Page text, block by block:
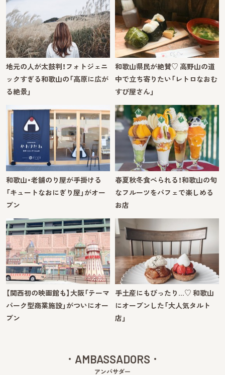
地元の人が太鼓判！フォトジェニ
ックすぎる和歌山の「高原に広が
る絶景」
和歌山県民が絶賛♡ 高野山の道
中で立ち寄りたい「レトロなおむ
すび屋さん」
和歌山・老舗のり屋が手掛ける
「キュートなおにぎり屋」がオー
プン
春夏秋冬食べられる！和歌山の旬
なフルーツをパフェで楽しめる
お店
【関西初の映画館も】大阪「テーマ
パーク型商業施設」がついにオー
プン
手土産にもぴったり…♡ 和歌山
にオープンした「大人気タルト
店」
AMBASSADORS
アンバサダー